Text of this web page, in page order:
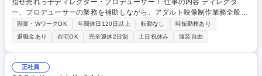
指せ売れっ子ディレクター・プロデューサー！ 仕事の内容 ディレクタ
ー、プロデューサーの業務を補助しながら、アダルト映像制作業務全般を
担当していただきます。ご思考性に合わせて今後のキャリア（ディレクタ
ー・プロデューサー）が選べます★ ■ディレクター候補(AD)として、企画
考案・撮影地探し・演出・撮影・編集など、先輩ディレクターを補助し、
映像作品を作り上げる全ての工程 に携わる業務を担当。 ■プロデューサー
候補(AP)として、企画考案・出演者キャスティング・パッケージ撮影ディ
副業・WワークOK 年間休日120日以上 転勤なし
時短勤務あり
退職金あり
在宅OK 完全週休2日制 土日祝休み 服装自由
正社員